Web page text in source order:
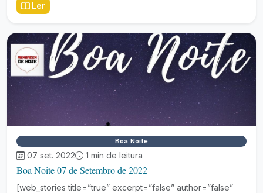
Ler
Boa Noite
07 set. 2022 1 min de leitura
Boa Noite 07 de Setembro de 2022
[web_stories title=”true” excerpt=”false” author=”false”